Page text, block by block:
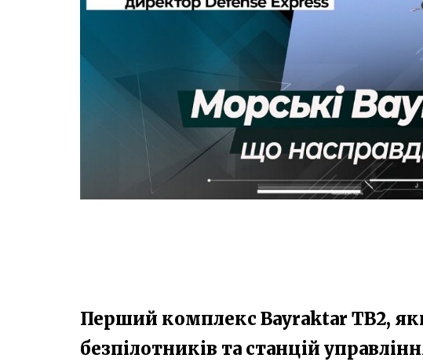
Перший комплекс Bayraktar TB2,
безпілотників та станцій